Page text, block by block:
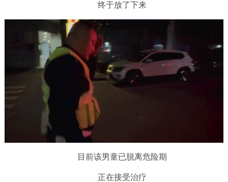
终于放了下来
目前该男童已脱离危险期
正在接受治疗